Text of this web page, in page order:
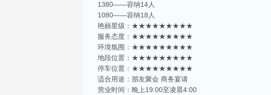
1380——容纳14人
1080——容纳18人
艳丽星级：★★★★★★★★★
服务态度：★★★★★★★★★
环境氛围：★★★★★★★★★
地段位置：★★★★★★★★★
停车位置：★★★★★★★★★
适合用途：朋友聚会 商务宴请
营业时间：晚上19:00至凌晨4:00